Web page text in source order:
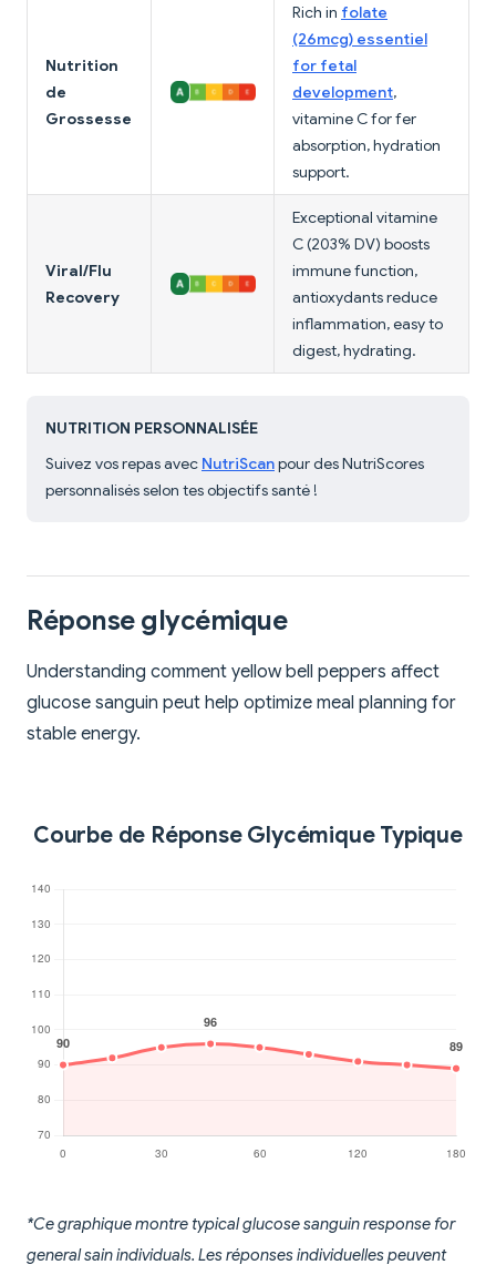
Nutrition
de
Grossesse
Rich in folate
(26mcg) essentiel
for fetal
development,
vitamine C for fer
absorption, hydration
support.
Viral/Flu
Recovery
Exceptional vitamine
C (203% DV) boosts
immune function,
antioxydants reduce
inflammation, easy to
digest, hydrating.
NUTRITION PERSONNALISÉE
Suivez vos repas avec NutriScanpour des NutriScores
personnalisés selon tes objectifs santé !
Réponse glycémique
Understanding comment yellow bell peppers affect
glucose sanguin peut help optimize meal planning for
stable energy.
Courbe de Réponse Glycémique Typique
*Ce graphique montre typical glucose sanguin response for
general sain individuals. Les réponses individuelles peuvent